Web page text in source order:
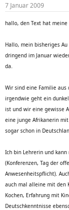
e
r
t
a
7 Januar 2009
hallo, den Text hat meine
Hallo, mein bisheriges
dringend im Januar
da.
Wir sind eine Familie aus
irgendwie geht ein
ist und wir eine gewisse
eine junge Afrikanerin
sogar schon in
Ich bin Lehrerin und
(Konferenzen, Tag der
Anwesenheitspflicht).
auch mal alleine mit den
Kochen, Erfahrung mit
Deutschkenntnisse